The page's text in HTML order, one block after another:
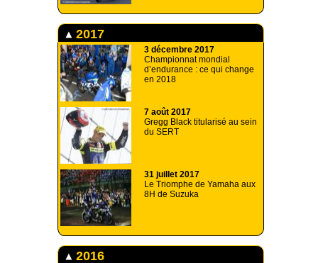
2017
3 décembre 2017
Championnat mondial
d’endurance : ce qui change
en 2018
7 août 2017
Gregg Black titularisé au sein
du SERT
31 juillet 2017
Le Triomphe de Yamaha aux
8H de Suzuka
2016